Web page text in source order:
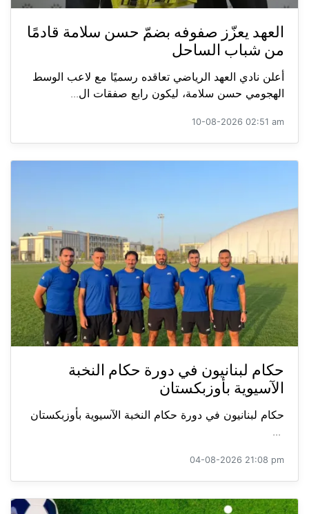
العهد يعزّز صفوفه بضمّ حسن سلامة قادمًا
من شباب الساحل
أعلن نادي العهد الرياضي تعاقده رسميًا مع لاعب الوسط
الهجومي حسن سلامة، ليكون رابع صفقات ال...
10-08-2026 02:51 am
حكام لبنانيون في دورة حكام النخبة
الآسيوية بأوزبكستان
حكام لبنانيون في دورة حكام النخبة الآسيوية بأوزبكستان
...
04-08-2026 21:08 pm